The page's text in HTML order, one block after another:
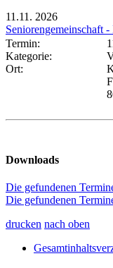
11.11. 2026
Seniorengemeinschaft
Termin:
Kategorie:
Ort:
Downloads
Die gefundenen
Die gefundenen
drucken nach oben